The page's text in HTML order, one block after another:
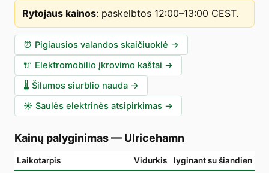
Rytojaus kainos: paskelbtos 12:00–13:00 CEST.
⏰ Pigiausios valandos skaičiuoklė →
🔌 Elektromobilio įkrovimo kaštai →
🌡️ Šilumos siurblio nauda →
☀️ Saulės elektrinės atsipirkimas →
Kainų palyginimas— Ulricehamn
Laikotarpis Vidurkis lyginant su šiandien